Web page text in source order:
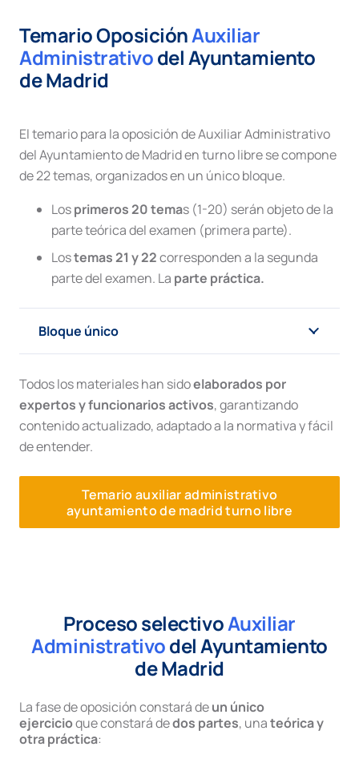
Temario OposiciónAuxiliar
Administrativodel Ayuntamiento
de Madrid
El temario para la oposición de Auxiliar Administrativo
del Ayuntamiento de Madrid en turno libre se compone
de 22 temas, organizados en un único bloque.
Losprimeros 20 temas (1-20) serán objeto de la
parte teórica del examen (primera parte).
Lostemas 21 y 22corresponden a la segunda
parte del examen. La parte práctica.
Bloque único
Todos los materiales han sidoelaborados por
expertos y funcionarios activos, garantizando
contenido actualizado, adaptado a la normativa y fácil
de entender.
Temario auxiliar administrativo
ayuntamiento de madrid turno libre
Proceso selectivoAuxiliar
Administrativodel Ayuntamiento
de Madrid
La fase de oposición constará deun único
ejercicioque constará dedos partes, unateórica y
otra práctica: